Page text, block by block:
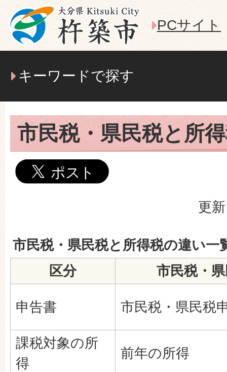
PCサイト
キーワードで探す
市民税・県民税と所
更
市民税・県民税と所得税の違い一
区分
市民税・
申告書 市民税・県民税
課税対象の所
得
前年の所得